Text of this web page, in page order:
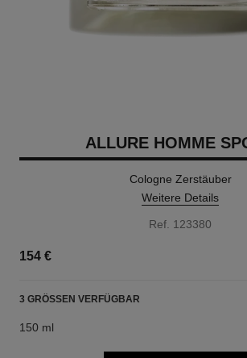
ALLURE HOMME
Cologne Zerstäuber
Weitere Details
Ref. 123380
154 €
3 GRÖSSEN VERFÜGBAR
150 ml